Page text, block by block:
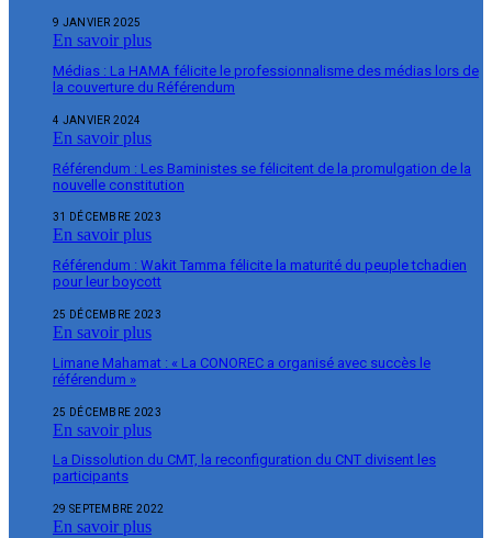
9 JANVIER 2025
En savoir plus
Médias : La HAMA félicite le professionnalisme des médias lors de
la couverture du Référendum
4 JANVIER 2024
En savoir plus
Référendum : Les Baministes se félicitent de la promulgation de la
nouvelle constitution
31 DÉCEMBRE 2023
En savoir plus
Référendum : Wakit Tamma félicite la maturité du peuple tchadien
pour leur boycott
25 DÉCEMBRE 2023
En savoir plus
Limane Mahamat : « La CONOREC a organisé avec succès le
référendum »
25 DÉCEMBRE 2023
En savoir plus
La Dissolution du CMT, la reconfiguration du CNT divisent les
participants
29 SEPTEMBRE 2022
En savoir plus